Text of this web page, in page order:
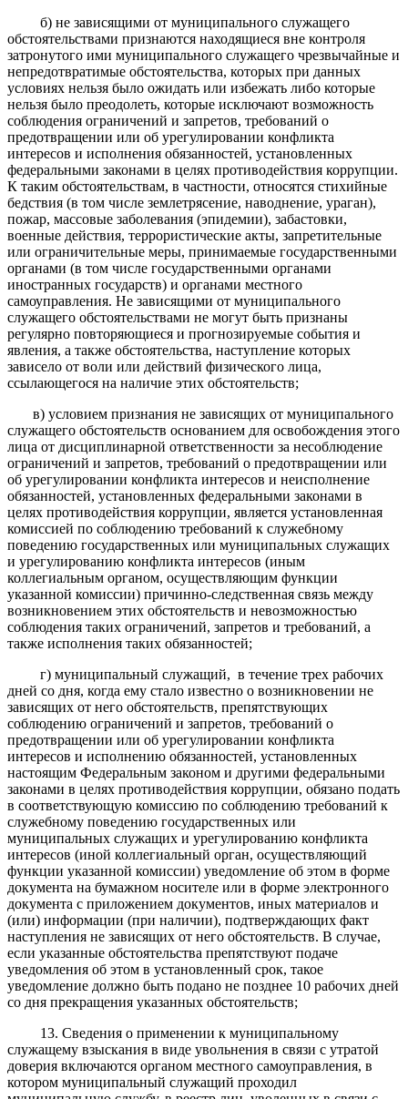
б) не зависящими от муниципального служащего
обстоятельствами признаются находящиеся вне контроля
затронутого ими муниципального служащего чрезвычайные и
непредотвратимые обстоятельства, которых при данных
условиях нельзя было ожидать или избежать либо которые
нельзя было преодолеть, которые исключают возможность
соблюдения ограничений и запретов, требований о
предотвращении или об урегулировании конфликта
интересов и исполнения обязанностей, установленных
федеральными законами в целях противодействия коррупции.
К таким обстоятельствам, в частности, относятся стихийные
бедствия (в том числе землетрясение, наводнение, ураган),
пожар, массовые заболевания (эпидемии), забастовки,
военные действия, террористические акты, запретительные
или ограничительные меры, принимаемые государственными
органами (в том числе государственными органами
иностранных государств) и органами местного
самоуправления. Не зависящими от муниципального
служащего обстоятельствами не могут быть признаны
регулярно повторяющиеся и прогнозируемые события и
явления, а также обстоятельства, наступление которых
зависело от воли или действий физического лица,
ссылающегося на наличие этих обстоятельств;
в) условием признания не зависящих от муниципального
служащего обстоятельств основанием для освобождения этого
лица от дисциплинарной ответственности за несоблюдение
ограничений и запретов, требований о предотвращении или
об урегулировании конфликта интересов и неисполнение
обязанностей, установленных федеральными законами в
целях противодействия коррупции, является установленная
комиссией по соблюдению требований к служебному
поведению государственных или муниципальных служащих
и урегулированию конфликта интересов (иным
коллегиальным органом, осуществляющим функции
указанной комиссии) причинно-следственная связь между
возникновением этих обстоятельств и невозможностью
соблюдения таких ограничений, запретов и требований, а
также исполнения таких обязанностей;
г) муниципальный служащий, в течение трех рабочих
дней со дня, когда ему стало известно о возникновении не
зависящих от него обстоятельств, препятствующих
соблюдению ограничений и запретов, требований о
предотвращении или об урегулировании конфликта
интересов и исполнению обязанностей, установленных
настоящим Федеральным законом и другими федеральными
законами в целях противодействия коррупции, обязано подать
в соответствующую комиссию по соблюдению требований к
служебному поведению государственных или
муниципальных служащих и урегулированию конфликта
интересов (иной коллегиальный орган, осуществляющий
функции указанной комиссии) уведомление об этом в форме
документа на бумажном носителе или в форме электронного
документа с приложением документов, иных материалов и
(или) информации (при наличии), подтверждающих факт
наступления не зависящих от него обстоятельств. В случае,
если указанные обстоятельства препятствуют подаче
уведомления об этом в установленный срок, такое
уведомление должно быть подано не позднее 10 рабочих дней
со дня прекращения указанных обстоятельств;
13. Сведения о применении к муниципальному
служащему взыскания в виде увольнения в связи с утратой
доверия включаются органом местного самоуправления, в
котором муниципальный служащий проходил